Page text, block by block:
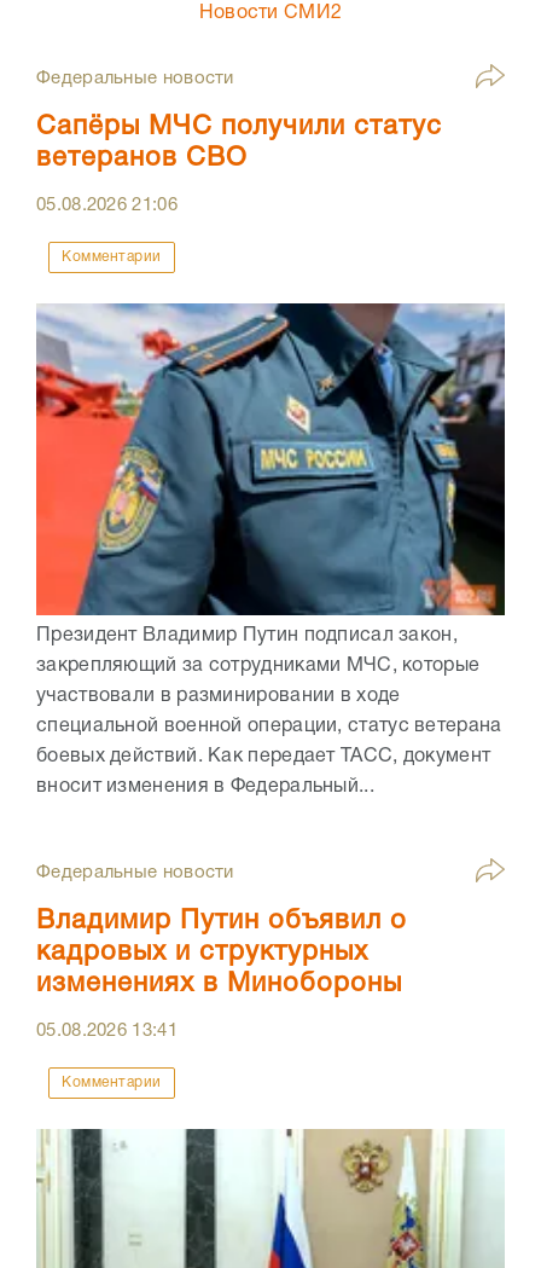
Новости СМИ2
Федеральные новости
Сапёры МЧС получили статус
ветеранов СВО
05.08.202621:06
Комментарии
Президент Владимир Путин подписал закон,
закрепляющий за сотрудниками МЧС, которые
участвовали в разминировании в ходе
специальной военной операции, статус ветерана
боевых действий. Как передает ТАСС, документ
вносит изменения в Федеральный...
Федеральные новости
Владимир Путин объявил о
кадровых и структурных
изменениях в Минобороны
05.08.2026 13:41
Комментарии